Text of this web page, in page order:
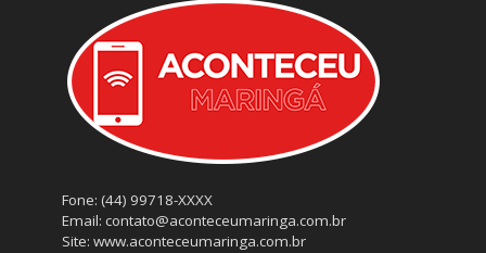
Fone: (44) 99718-XXXX
Email: contato@aconteceumaringa.com.br
Site: www.aconteceumaringa.com.br